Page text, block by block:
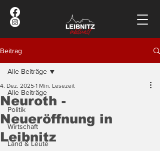
Beitrag
Alle Beiträge
Politik
Wirtschaft
Land & Leute
Alle Beiträge
Neuroth -
Neueröffnung in
Leibnitz
4. Dez. 2025 1 Min. Lesezeit